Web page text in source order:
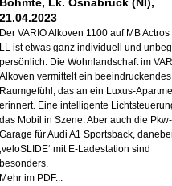
21.04.2023
Der VARIO Alkoven 1100 auf MB
LL ist etwas ganz individuell und
persönlich. Die Wohnlandschaft im
Alkoven vermittelt ein beeindruckendes
Raumgefühl, das an ein Luxus-
erinnert. Eine intelligente
das Mobil in Szene. Aber auch die Pkw-
Garage für Audi A1 Sportsback,
‚veloSLIDE‘ mit E-Ladestation sind
besonders.
Mehr im PDF...